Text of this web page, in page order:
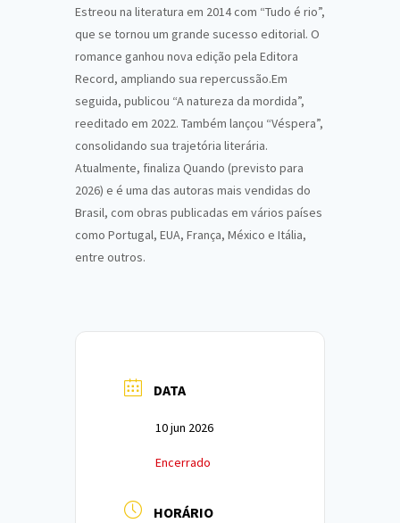
Estreou na literatura em 2014 com “Tudo é rio”,
que se tornou um grande sucesso editorial. O
romance ganhou nova edição pela Editora
Record, ampliando sua repercussão.Em
seguida, publicou “A natureza da mordida”,
reeditado em 2022. Também lançou “Véspera”,
consolidando sua trajetória literária.
Atualmente, finaliza Quando (previsto para
2026) e é uma das autoras mais vendidas do
Brasil, com obras publicadas em vários países
como Portugal, EUA, França, México e Itália,
entre outros.
DATA
10 jun 2026
Encerrado
HORÁRIO